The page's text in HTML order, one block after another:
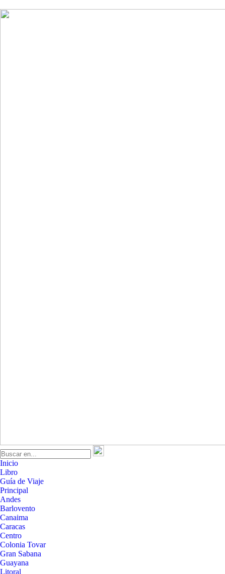
Inicio
Libro
Guía de Viaje
Principal
Andes
Barlovento
Canaima
Caracas
Centro
Colonia Tovar
Gran Sabana
Guayana
Litoral